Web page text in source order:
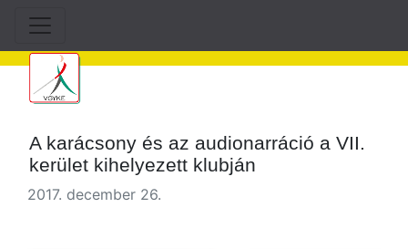
A karácsony és az audionarráció a VII.
kerület kihelyezett klubján
2017. december 26.